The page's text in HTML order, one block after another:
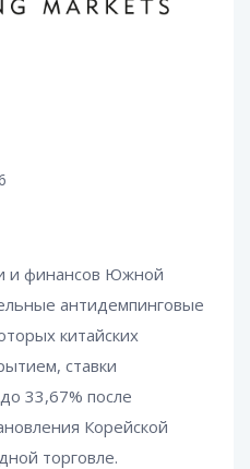
и финансов Южной
антидемпинговые
китайских
ставки
33,67% после
Корейской
торговле.